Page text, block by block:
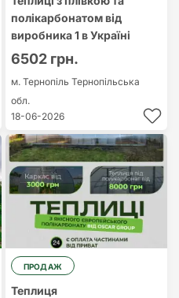
полікарбонатом від
виробника 1 в Україні
6502 грн.
м. Тернопіль Тернопільська
обл.
18-06-2026
ПРОДАЖ
Теплиця